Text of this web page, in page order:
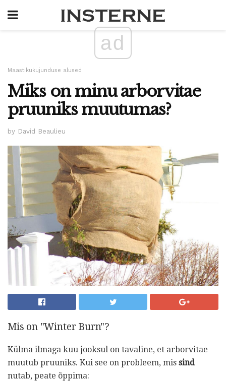
ad
Maastikukujunduse alused
Miks on minu arborvitae
pruuniks muutumas?
by David Beaulieu
Mis on "Winter Burn"?
Külma ilmaga kuu jooksul on tavaline, et arborvitae
muutub pruuniks. Kui see on probleem, mis sind
nutab, peate õppima: